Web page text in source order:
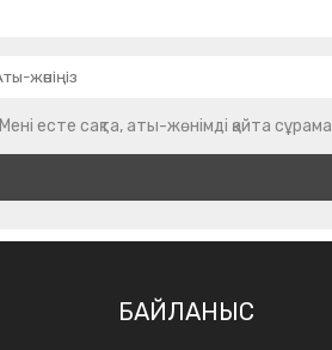
Мені есте сақта, аты-жөнімді қайта сұрама
БАЙЛАНЫС